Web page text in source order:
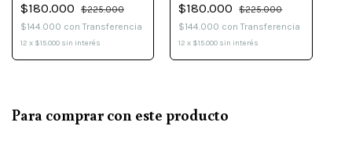
$180.000
$225.000
$144.000 con Transferencia
12 x $15.000 sin interés
$180.000
$225.000
$144.000 con Transferencia
12 x $15.000 sin interés
Para comprar con este producto